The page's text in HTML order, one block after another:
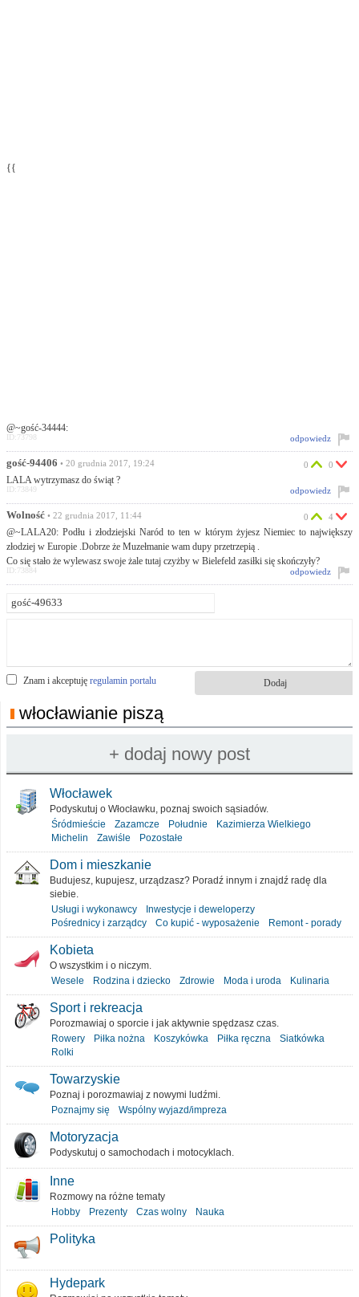
{{
@~gość-34444:
odpowiedz
ID:73798
gość-94406 • 20 grudnia 2017, 19:24
LALA wytrzymasz do świąt ?
0 0
odpowiedz
ID:73849
Wolność • 22 grudnia 2017, 11:44
@~LALA20: Podłu i złodziejski Naród to ten w którym żyjesz Niemiec to największy
złodziej w Europie .Dobrze że Muzełmanie wam dupy przetrzepią .
Co się stało że wylewasz swoje żale tutaj czyżby w Bielefeld zasiłki się skończyły?
0 4
odpowiedz
ID:73884
Znam i akceptuję regulamin portalu
włocławianie piszą
Włocławek
Podyskutuj o Włocławku, poznaj swoich sąsiadów.
Śródmieście
Zazamcze Południe
Kazimierza Wielkiego
Michelin
Zawiśle Pozostałe
Dom i mieszkanie
Budujesz, kupujesz, urządzasz? Poradź innym i znajdź radę dla
siebie.
Usługi i wykonawcy
Inwestycje i deweloperzy
Pośrednicy i zarządcy
Co kupić - wyposażenie Remont - porady
Kobieta
O wszystkim i o niczym.
Wesele
Rodzina i dziecko Zdrowie Moda i uroda Kulinaria
Sport i rekreacja
Porozmawiaj o sporcie i jak aktywnie spędzasz czas.
Rowery
Piłka nożna Koszykówka Piłka ręczna
Siatkówka
Rolki
Towarzyskie
Poznaj i porozmawiaj z nowymi ludźmi.
Poznajmy się
Wspólny wyjazd/impreza
Motoryzacja
Podyskutuj o samochodach i motocyklach.
Inne
Rozmowy na różne tematy
Hobby
Prezenty Czas wolny Nauka
Polityka
Hydepark